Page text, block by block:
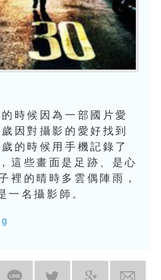
時候因為一部國片愛
因對攝影的愛好找到
的時候用手機記錄了
這些畫面是足跡、是心
裡的晴時多雲偶陣雨，
名攝影師。